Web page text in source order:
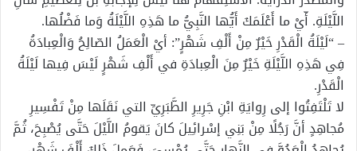
اللَّيْلَةِ. أّيْ ما أَعْلَمَكَ أَيُّها النَّبِيُّ ما هَذِهِ اللَّيْلَةُ وَما فَضْلُها.
– “لَيْلَةُ الْقَدْرِ خَيْرٌ مِنْ أَلْفِ شَهْرٍ”: أيْ الْعَمَلُ الصّالِحُ وَالْعِبادَةُ
فِي هَذِهِ اللَّيْلَةِ خَيْرٌ مِنَ الْعِبادَةِ في أَلْفِ شَهْرٍ لَيْسَ فِيها لَيْلَةُ
الْقَدْرِ.
لا تَلْتَفِتُوا إلى رِوايَةِ ابْنِ جَرِيرِ الطَّبَرِيِّ التي نَقَلَها مِنْ تَفْسِيرِ
مُجاهِدٍ أنَّ رَجُلًا مِنْ بَنِي إسْرائِيلَ كانَ يَقومُ اللَّيْلَ حَتَّى يُصْبِحَ، ثُمَّ